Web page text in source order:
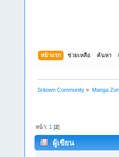
หน้าแรก ช่วยเหลือ ค้นหา
Sritown Community » Manga
หน้า: 1 [2]
ผู้เขียน